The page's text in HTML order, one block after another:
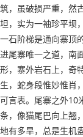
筑，虽破损严重，然
坦，实为一袖珍平坝
一石阶梯是通向寨顶
进尾寨唯一之道，南
形，寨外岩石上，奇
生，蛇身段惟妙惟肖
可言表。尾寨之外10
条，像猫尾巴向上翘
地有多旱，总是生机